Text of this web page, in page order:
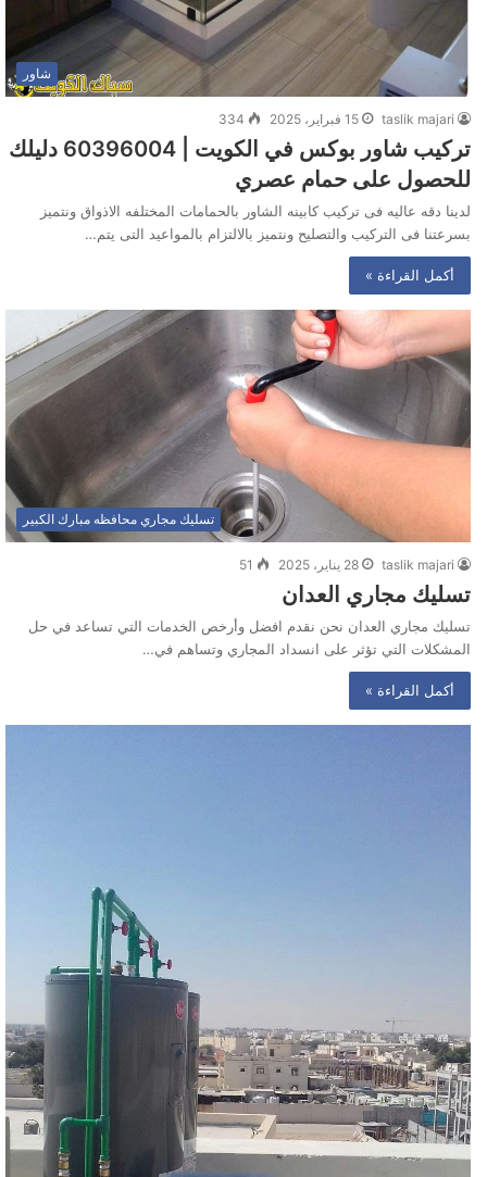
شاور
taslik majari 15 فبراير، 2025 334
تركيب شاور بوكس في الكويت | 60396004 دليلك
للحصول على حمام عصري
لدينا دقه عاليه فى تركيب كابينه الشاور بالحمامات المختلفه الاذواق ونتميز
بسرعتنا فى التركيب والتصليح ونتميز بالالتزام بالمواعيد التى يتم…
أكمل القراءة »
تسليك مجاري محافظه مبارك الكبير
taslik majari 28 يناير، 2025 51
تسليك مجاري العدان
تسليك مجاري العدان نحن نقدم افضل وأرخص الخدمات التي تساعد في حل
المشكلات التي تؤثر على انسداد المجاري وتساهم في…
أكمل القراءة »